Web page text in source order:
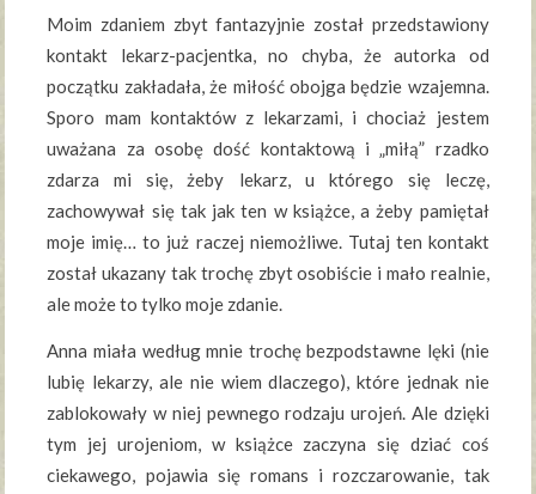
Moim zdaniem zbyt fantazyjnie został przedstawiony
kontakt lekarz-pacjentka, no chyba, że autorka od
początku zakładała, że miłość obojga będzie wzajemna.
Sporo mam kontaktów z lekarzami, i chociaż jestem
uważana za osobę dość kontaktową i „miłą” rzadko
zdarza mi się, żeby lekarz, u którego się leczę,
zachowywał się tak jak ten w książce, a żeby pamiętał
moje imię… to już raczej niemożliwe. Tutaj ten kontakt
został ukazany tak trochę zbyt osobiście i mało realnie,
ale może to tylko moje zdanie.
Anna miała według mnie trochę bezpodstawne lęki (nie
lubię lekarzy, ale nie wiem dlaczego), które jednak nie
zablokowały w niej pewnego rodzaju urojeń. Ale dzięki
tym jej urojeniom, w książce zaczyna się dziać coś
ciekawego, pojawia się romans i rozczarowanie, tak